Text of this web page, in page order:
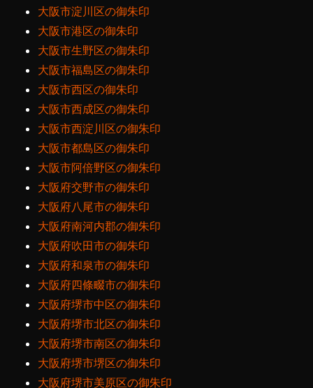
大阪市淀川区の御朱印
大阪市港区の御朱印
大阪市生野区の御朱印
大阪市福島区の御朱印
大阪市西区の御朱印
大阪市西成区の御朱印
大阪市西淀川区の御朱印
大阪市都島区の御朱印
大阪市阿倍野区の御朱印
大阪府交野市の御朱印
大阪府八尾市の御朱印
大阪府南河内郡の御朱印
大阪府吹田市の御朱印
大阪府和泉市の御朱印
大阪府四條畷市の御朱印
大阪府堺市中区の御朱印
大阪府堺市北区の御朱印
大阪府堺市南区の御朱印
大阪府堺市堺区の御朱印
大阪府堺市美原区の御朱印